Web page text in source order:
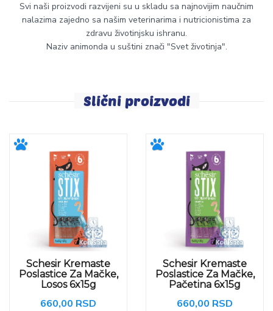
Svi naši proizvodi razvijeni su u skladu sa najnovijim naučnim
nalazima zajedno sa našim veterinarima i nutricionistima za
zdravu životinjsku ishranu.
Naziv animonda u suštini znači "Svet životinja".
Slični proizvodi
Schesir Kremaste
Poslastice Za Mačke,
Losos 6x15g
660,00 RSD
Schesir Kremaste
Poslastice Za Mačke,
Pačetina 6x15g
660,00 RSD